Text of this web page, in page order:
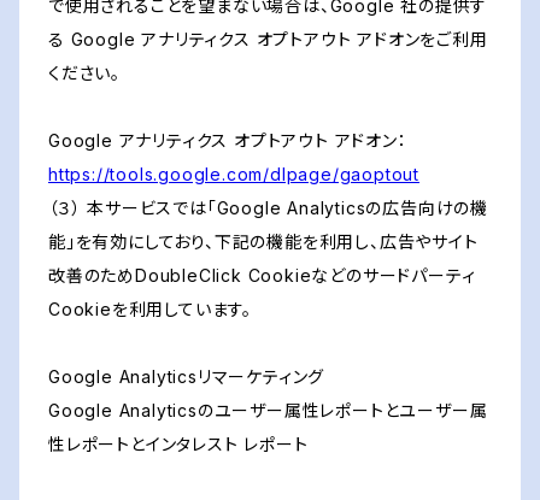
で使用されることを望まない場合は、Google 社の提供す
る Google アナリティクス オプトアウト アドオンをご利用
ください。
Google アナリティクス オプトアウト アドオン：
https://tools.google.com/dlpage/gaoptout
（３） 本サービスでは「Google Analyticsの広告向けの機
能」を有効にしており、下記の機能を利用し、広告やサイト
改善のためDoubleClick Cookieなどのサードパーティ
Cookieを利用しています。
Google Analyticsリマーケティング
Google Analyticsのユーザー属性レポートとユーザー属
性レポートとインタレスト レポート